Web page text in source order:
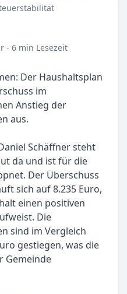
- 6 min Lesezeit
Der Haushaltsplan
im
Anstieg der
aus.
Schäffner steht
da und ist für die
Der Überschuss
sich auf 8.235 Euro,
einen positiven
Die
sind im Vergleich
gestiegen, was die
Gemeinde